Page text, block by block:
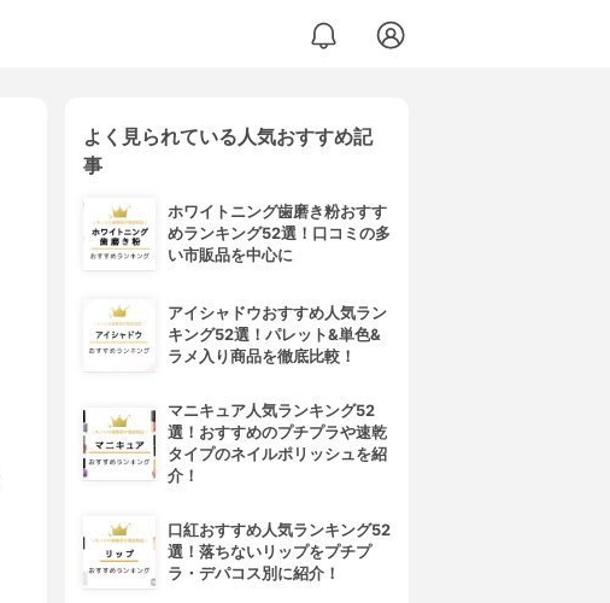
よく見られている人気おすすめ記
事
ホワイトニング歯磨き粉おすす
めランキング52選！口コミの多
い市販品を中心に
アイシャドウおすすめ人気ラン
キング52選！パレット&単色&
ラメ入り商品を徹底比較！
マニキュア人気ランキング52
選！おすすめのプチプラや速乾
タイプのネイルポリッシュを紹
介！
口紅おすすめ人気ランキング52
選！落ちないリップをプチプ
ラ・デパコス別に紹介！